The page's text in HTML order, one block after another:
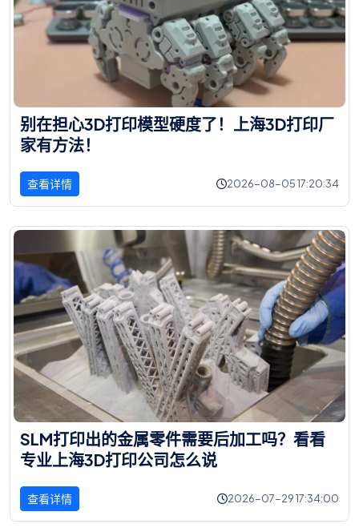
别 在担心3D打印模型硬度了 ！ 上海3D打印厂
家有方法！
查看详情 2026-08-05 17:20:34
SLM打印出的金属零件需要后加工吗？ 看看
专业 上海3D打印公司怎么说
查看详情 2026-07-29 17:34:00